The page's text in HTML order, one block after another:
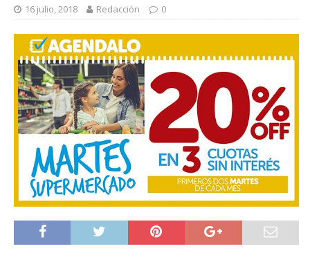
16 julio, 2018 Redacción 0